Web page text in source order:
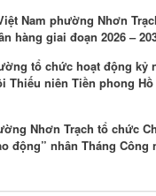
Nam phường Nhơn
hàng giai đoạn 2026 –
tổ chức hoạt động kỷ
Thiếu niên Tiền phong
Nhơn Trạch tổ chức
động” nhân Tháng Công